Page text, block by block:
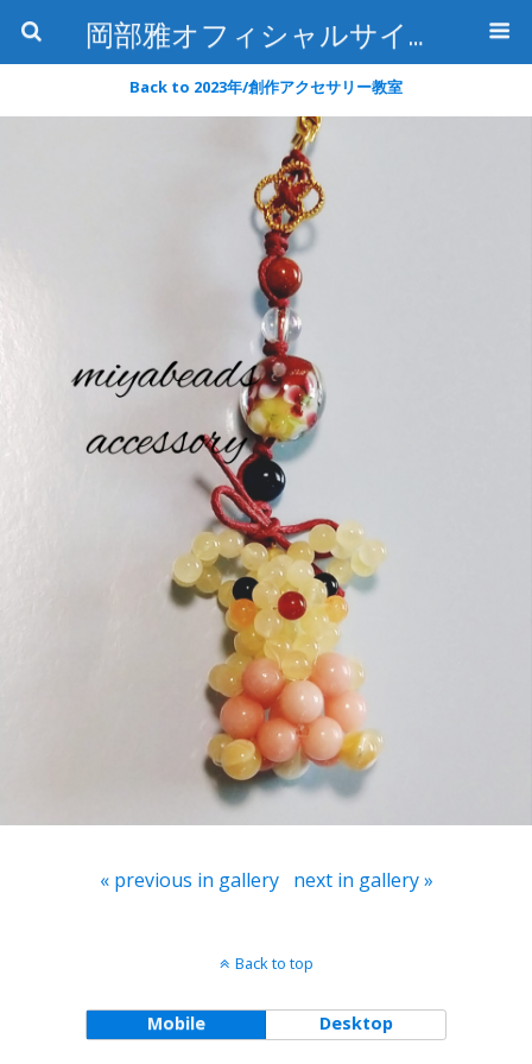
岡部雅オフィシャルサイト〜石の魅惑と数字のトリコ〜
Back to 2023年/創作アクセサリー教室
« previous in gallery next in gallery »
Back to top
Mobile Desktop